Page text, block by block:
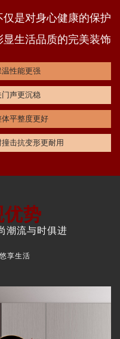
仅是对身心健康的保护
显生活品质的完美装饰
温性能更强
门声更沉稳
体平整度更好
撞击抗变形更耐用
优势
潮流与时俱进
享生活